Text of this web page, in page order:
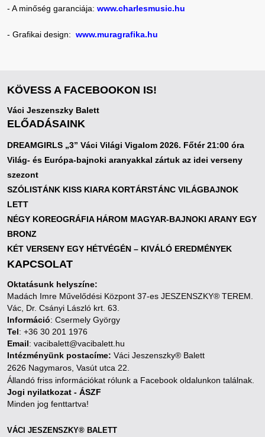
- A minőség garanciája: www.charlesmusic.hu
- Grafikai design: www.muragrafika.hu
KÖVESS A FACEBOOKON IS!
Váci Jeszenszky Balett
ELŐADÁSAINK
DREAMGIRLS „3” Váci Világi Vigalom 2026. Főtér 21:00 óra
Világ- és Európa-bajnoki aranyakkal zártuk az idei verseny
szezont
SZÓLISTÁNK KISS KIARA KORTÁRSTÁNC VILÁGBAJNOK
LETT
NÉGY KOREOGRÁFIA HÁROM MAGYAR-BAJNOKI ARANY EGY
BRONZ
KÉT VERSENY EGY HÉTVÉGÉN – KIVÁLÓ EREDMÉNYEK
KAPCSOLAT
Oktatásunk helyszíne:
Madách Imre Művelődési Központ 37-es JESZENSZKY® TEREM.
Vác, Dr. Csányi László krt. 63.
Információ: Csermely György
Tel: +36 30 201 1976
Email: vacibalett@vacibalett.hu
Intézményünk postacíme: Váci Jeszenszky® Balett
2626 Nagymaros, Vasút utca 22.
Állandó friss információkat rólunk a Facebook oldalunkon találnak.
Jogi nyilatkozat - ÁSZF
Minden jog fenttartva!
VÁCI JESZENSZKY® BALETT